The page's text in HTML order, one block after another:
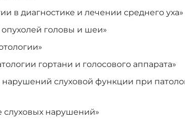
в диагностике и лечении среднего уха»
головы и шеи»
гортани и голосового аппарата»
слуховой функции при
нарушений»